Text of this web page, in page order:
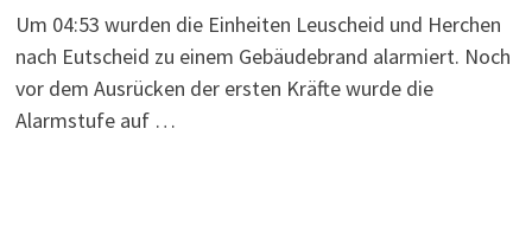
Um 04:53 wurden die Einheiten Leuscheid und Herchen
nach Eutscheid zu einem Gebäudebrand alarmiert. Noch
vor dem Ausrücken der ersten Kräfte wurde die
Alarmstufe auf …